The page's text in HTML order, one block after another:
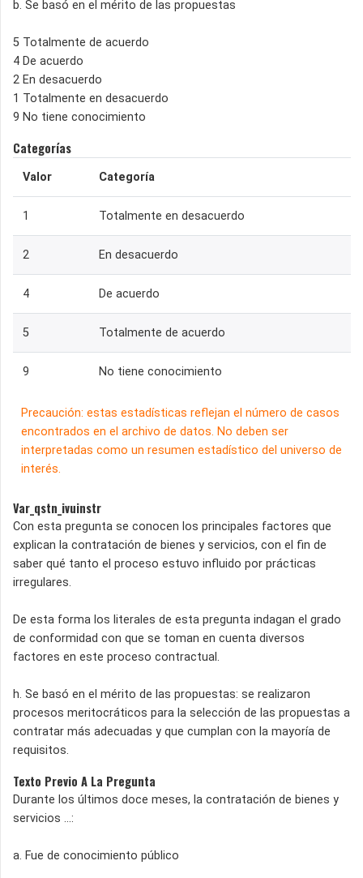
b. Se basó en el mérito de las propuestas
5 Totalmente de acuerdo
4 De acuerdo
2 En desacuerdo
1 Totalmente en desacuerdo
9 No tiene conocimiento
Categorías
Valor Categoría
1 Totalmente en desacuerdo
2 En desacuerdo
4 De acuerdo
5 Totalmente de acuerdo
9 No tiene conocimiento
Precaución: estas estadísticas reflejan el número de casos
encontrados en el archivo de datos. No deben ser
interpretadas como un resumen estadístico del universo de
interés.
Var_qstn_ivuinstr
Con esta pregunta se conocen los principales factores que
explican la contratación de bienes y servicios, con el fin de
saber qué tanto el proceso estuvo influido por prácticas
irregulares.
De esta forma los literales de esta pregunta indagan el grado
de conformidad con que se toman en cuenta diversos
factores en este proceso contractual.
h. Se basó en el mérito de las propuestas: se realizaron
procesos meritocráticos para la selección de las propuestas a
contratar más adecuadas y que cumplan con la mayoría de
requisitos.
Texto Previo A La Pregunta
Durante los últimos doce meses, la contratación de bienes y
servicios ...:
a. Fue de conocimiento público